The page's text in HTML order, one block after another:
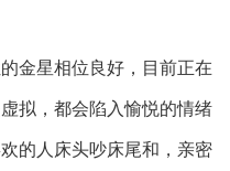
金星相位良好，目前正在
拟，都会陷入愉悦的情绪
的人床头吵床尾和，亲密